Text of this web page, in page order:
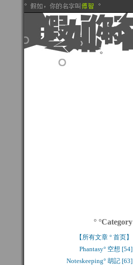
° °Category
【所有文章 ° 首页】
Phantasy° 空想 [54]
Noteskeeping° 胡記 [63]